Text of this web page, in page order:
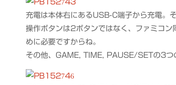
充電は本体右にあるUSB-C端子から充電。
操作ボタンは2ボタンではなく、ファミコ
めに必要ですからね。
その他、GAME, TIME, PAUSE/SETの3つ